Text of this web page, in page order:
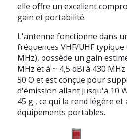
elle offre un excellent
gain et portabilité.
L'antenne fonctionne dans
fréquences VHF/UHF typique
MHz), possède un gain
MHz et à ~ 4,5 dBi à 430 MHz
50 O et est conçue pour
d'émission allant jusqu'à 10
45 g , ce qui la rend légère et
équipements portables.